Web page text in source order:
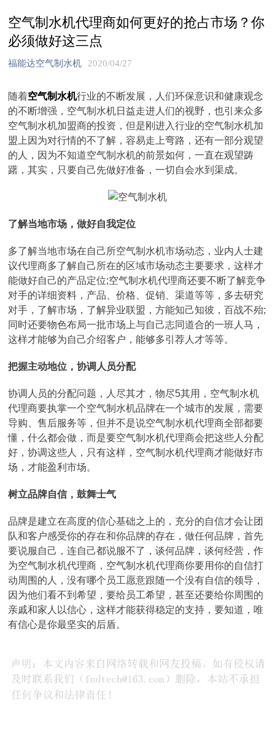
空气制水机代理商如何更好的抢占市场？你
必须做好这三点
福能达空气制水机 2020/04/27
随着空气制水机行业的不断发展，人们环保意识和健康观念
的不断增强，空气制水机日益走进人们的视野，也引来众多
空气制水机加盟商的投资，但是刚进入行业的空气制水机加
盟上因为对行情的不了解，容易走上弯路，还有一部分观望
的人，因为不知道空气制水机的前景如何，一直在观望踌
躇，其实，只要自己先做好准备，一切自会水到渠成。
了解当地市场，做好自我定位
多了解当地市场在自己所空气制水机市场动态，业内人士建
议代理商多了解自己所在的区域市场动态主要要求，这样才
能做好自己的产品定位;空气制水机代理商还要不断了解竞争
对手的详细资料，产品、价格、促销、渠道等等，多去研究
对手，了解市场，了解异业联盟，方能知己知彼，百战不殆;
同时还要物色布局一批市场上与自己志同道合的一班人马，
这样才能够为自己介绍客户，能够多引荐人才等等。
把握主动地位，协调人员分配
协调人员的分配问题，人尽其才，物尽5其用，空气制水机
代理商要执掌一个空气制水机品牌在一个城市的发展，需要
导购、售后服务等，但并不是说空气制水机代理商全部都要
懂，什么都会做，而是要空气制水机代理商会把这些人分配
好，协调这些人，只有这样，空气制水机代理商才能做好市
场，才能盈利市场。
树立品牌自信，鼓舞士气
品牌是建立在高度的信心基础之上的，充分的自信才会让团
队和客户感受你的存在和你品牌的存在，做任何品牌，首先
要说服自己，连自己都说服不了，谈何品牌，谈何经营，作
为空气制水机代理商，空气制水机代理商你要用你的自信打
动周围的人，没有哪个员工愿意跟随一个没有自信的领导，
因为他们看不到希望，要给员工希望，甚至还要给你周围的
亲戚和家人以信心，这样才能获得稳定的支持，要知道，唯
有信心是你最坚实的后盾。